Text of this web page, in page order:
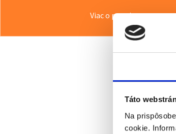
Táto
Na
cookie.
Viac o ponuke >>